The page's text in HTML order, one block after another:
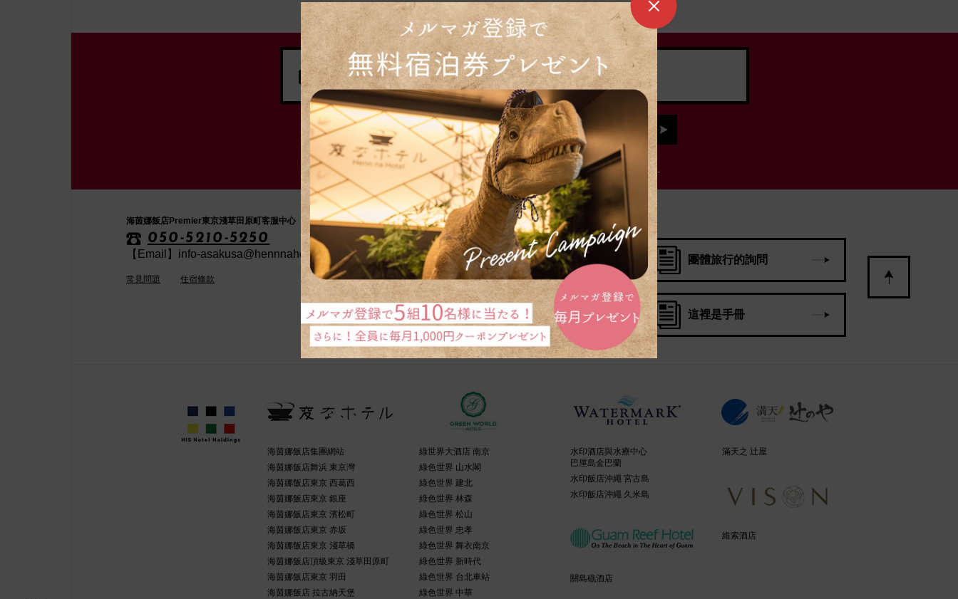
住宿預訂
預約確認、變更及取消
同時預訂機票・新幹線和酒店 點擊這裡查看「動態價格套票」
海茵娜飯店Premier東京淺草田原町客服中心
050-5210-5250
【Email】info-asakusa@hennnahotel.com
常見問題 住宿條款
團體旅行的詢問
這裡是手冊
海茵娜飯店集團網站
海茵娜飯店舞浜 東京灣
海茵娜飯店東京 西葛西
海茵娜飯店東京 銀座
海茵娜飯店東京 濱松町
海茵娜飯店東京 赤坂
海茵娜飯店東京 淺草橋
海茵娜飯店頂級東京 淺草田原町
海茵娜飯店東京 羽田
海茵娜飯店 拉古納天堡
綠世界大酒店 南京
綠色世界 山水閣
綠色世界 建北
綠色世界 林森
綠色世界 松山
綠色世界 忠孝
綠色世界 舞衣南京
綠色世界 新時代
綠色世界 台北車站
綠色世界 中華
水印酒店與水療中心
巴厘島金巴蘭
水印飯店沖繩 宮古島
水印飯店沖繩 久米島
關島礁酒店
滿天之 辻屋
維索酒店